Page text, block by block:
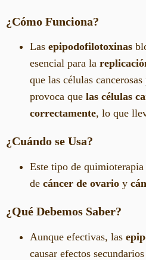
¿Cómo Funciona?
Las epipodofilotoxinas
esencial para la
que las células
provoca que las células
correctamente, lo que
¿Cuándo se Usa?
Este tipo de
de cáncer de ovario y
¿Qué Debemos Saber?
Aunque efectivas, las
causar efectos